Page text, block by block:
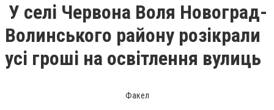
У селі Червона Воля Новоград-
Волинського району розікрали
усі гроші на освітлення вулиць
Факел